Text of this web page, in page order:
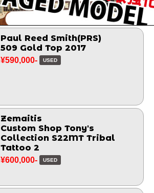
Paul Reed Smith(PRS)
509 Gold Top 2017
¥590,000- USED
Zemaitis
Custom Shop Tony's
Collection S22MT Tribal
Tattoo 2
¥600,000- USED